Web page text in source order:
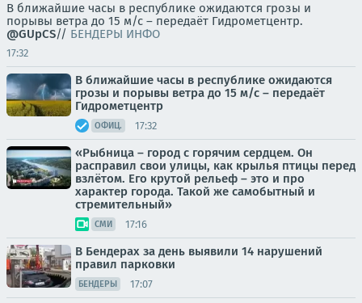
В ближайшие часы в республике ожидаются грозы и
порывы ветра до 15 м/с – передаёт Гидрометцентр.
@GUpCS// БЕНДЕРЫ ИНФО
17:32
В ближайшие часы в республике ожидаются
грозы и порывы ветра до 15 м/с – передаёт
Гидрометцентр
ОФИЦ. 17:32
«Рыбница – город с горячим сердцем. Он
расправил свои улицы, как крылья птицы перед
взлётом. Его крутой рельеф – это и про
характер города. Такой же самобытный и
стремительный»
СМИ 17:16
В Бендерах за день выявили 14 нарушений
правил парковки
БЕНДЕРЫ 17:07